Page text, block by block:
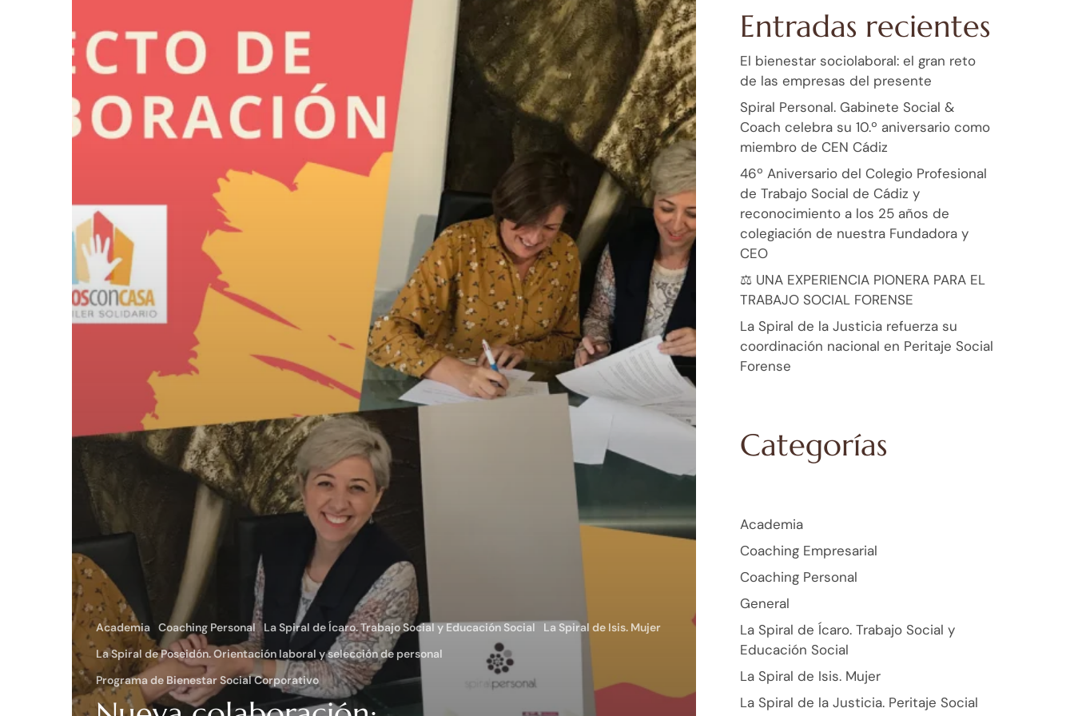
Con
Casa
Academia Coaching Personal La Spiral de Ícaro. Trabajo Social y Educación Social
La Spiral de Isis. Mujer
La Spiral de Poseidón. Orientación laboral y selección de personal
Programa de Bienestar Social Corporativo
Entradas recientes
El bienestar sociolaboral: el gran reto
de las empresas del presente
Spiral Personal. Gabinete Social &
Coach celebra su 10.º aniversario como
miembro de CEN Cádiz
46º Aniversario del Colegio Profesional
de Trabajo Social de Cádiz y
reconocimiento a los 25 años de
colegiación de nuestra Fundadora y
CEO
⚖️ UNA EXPERIENCIA PIONERA PARA EL
TRABAJO SOCIAL FORENSE
La Spiral de la Justicia refuerza su
coordinación nacional en Peritaje Social
Forense
Categorías
Academia
Coaching Empresarial
Coaching Personal
General
La Spiral de Ícaro. Trabajo Social y
Educación Social
La Spiral de Isis. Mujer
La Spiral de la Justicia. Peritaje Social